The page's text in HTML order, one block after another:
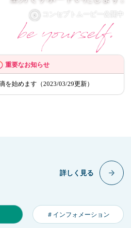
コンセプトムービー公開中
重要なお知らせ
を始めます（2023/03/29更新）
＃インフォメーション
詳しく見る